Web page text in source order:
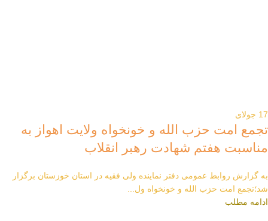
17 جولای
تجمع امت حزب الله و خونخواه ولایت اهواز به
مناسبت هفتم شهادت رهبر انقلاب
به گزارش روابط عمومی دفتر نماینده ولی فقیه در استان خوزستان برگزار
شد؛تجمع امت حزب الله و خونخواه ول...
ادامه مطلب